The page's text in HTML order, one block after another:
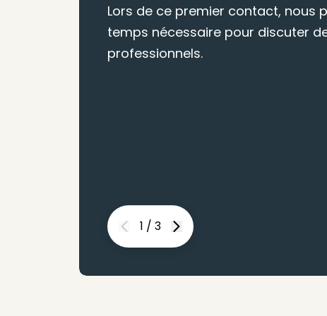
Lors de ce premier contact, nous
temps nécessaire pour discuter
professionnels.
1 / 3
Next